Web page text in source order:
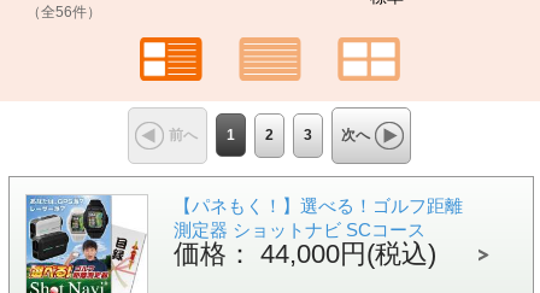
（全56件）
前へ 1 2 3 次へ
【パネもく！】選べる！ゴルフ距離
測定器 ショットナビ SCコース
価格： 44,000円(税込)